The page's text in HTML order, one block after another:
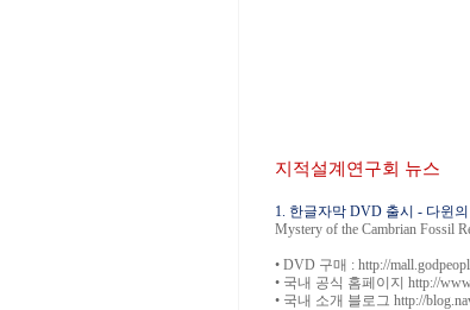
지적설계연구회 뉴스
1. 한글자막 DVD 출시 - 다윈
Mystery of the Cambrian Fossil
• DVD 구매 : http://
• 국내 공식 홈페이지 http://
• 국내 소개 블로그 http://